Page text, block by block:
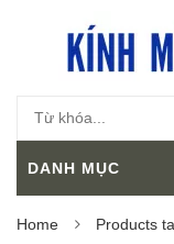
DANH MỤC
Home Products